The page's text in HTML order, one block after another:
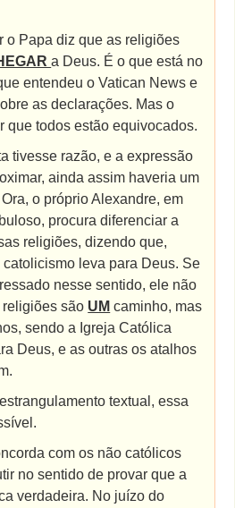
o Papa diz que as religiões
a Deus. É o que está no
entendeu o Vatican News e
as declarações. Mas o
que todos estão equivocados.
tivesse razão, e a expressão
ainda assim haveria um
o próprio Alexandre, em
procura diferenciar a
religiões, dizendo que,
leva para Deus. Se
nesse sentido, ele não
são UM caminho, mas
sendo a Igreja Católica
Deus, e as outras os atalhos
textual, essa
com os não católicos
no sentido de provar que a
verdadeira. No juízo do